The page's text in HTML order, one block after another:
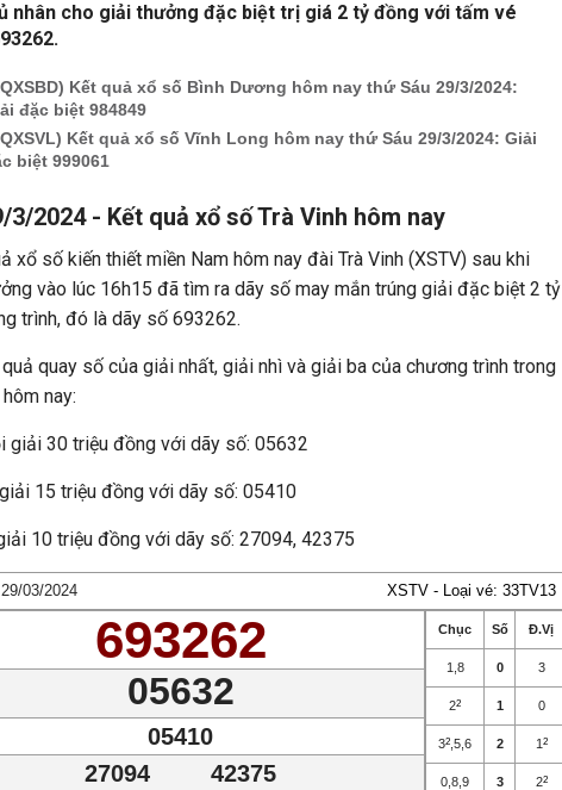
nhân cho giải thưởng đặc biệt trị giá 2 tỷ đồng với tấm vé
Kết quả xổ số Bình Dương hôm nay thứ Sáu 29/3/2024:
đặc biệt 984849
Kết quả xổ số Vĩnh Long hôm nay thứ Sáu 29/3/2024: Giải
biệt 999061
3/2024 - Kết quả xổ số Trà Vinh hôm nay
xổ số kiến thiết miền Nam hôm nay đài Trà Vinh (XSTV) sau khi
vào lúc 16h15 đã tìm ra dãy số may mắn trúng giải đặc biệt 2 tỷ
trình, đó là dãy số 693262.
quay số của giải nhất, giải nhì và giải ba của chương trình trong
nay:
giải 30 triệu đồng với dãy số: 05632
15 triệu đồng với dãy số: 05410
10 triệu đồng với dãy số: 27094, 42375
03/2024 XSTV - Loại vé: 33TV13
693262
05632
05410
27094 42375
Chục Số Đ.Vị
1 8 0 3
22 1 0
32 5 6 2 1 2
0 8 9 3 22